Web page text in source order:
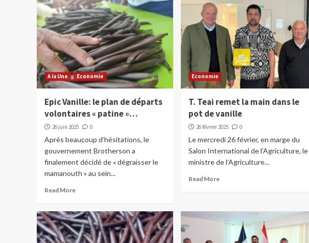
A la Une Economie
Epic Vanille: le plan de départs
volontaires « patine »…
26 juin 2025 0
Après beaucoup d’hésitations, le
gouvernement Brotherson a
finalement décidé de « dégraisser le
mamanouth » au sein...
Read More
Economie
T. Teai remet la main dans le
pot de vanille
26 février 2025 0
Le mercredi 26 février, en marge du
Salon International de l’Agriculture, le
ministre de l’Agriculture...
Read More